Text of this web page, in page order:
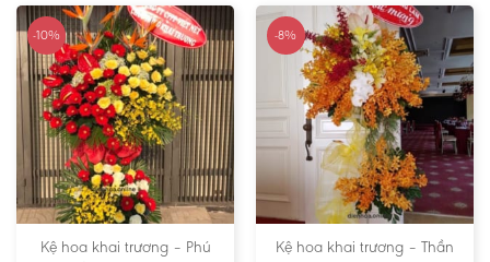
-10%
Kệ hoa khai trương – Phú
-8%
Kệ hoa khai trương – Thần